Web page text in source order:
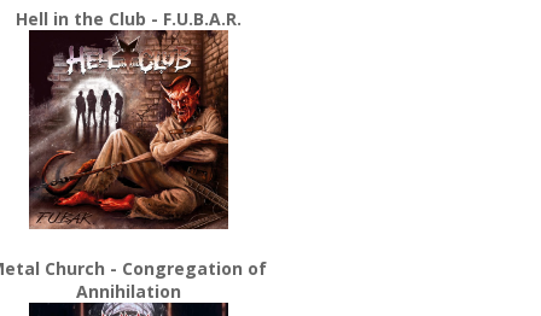
Hell in the Club - F.U.B.A.R.
Church - Congregation of
Annihilation